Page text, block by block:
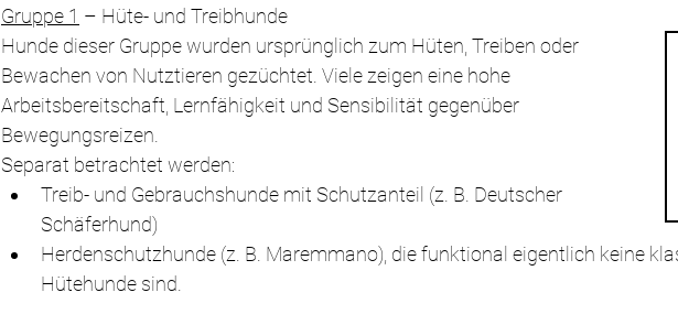
Gruppe 1 – Hüte- und Treibhunde
Hunde dieser Gruppe wurden ursprünglich zum Hüten, Treiben oder
Bewachen von Nutztieren gezüchtet. Viele zeigen eine hohe
Arbeitsbereitschaft, Lernfähigkeit und Sensibilität gegenüber
Bewegungsreizen.
Separat betrachtet werden:
Treib- und Gebrauchshunde mit Schutzanteil (z. B. Deutscher
Schäferhund)
Herdenschutzhunde (z. B. Maremmano), die funktional eigentlich keine
Hütehunde sind.